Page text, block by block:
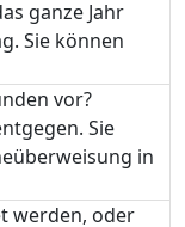
ganze Jahr
Sie können
vor?
Sie
in
werden, oder